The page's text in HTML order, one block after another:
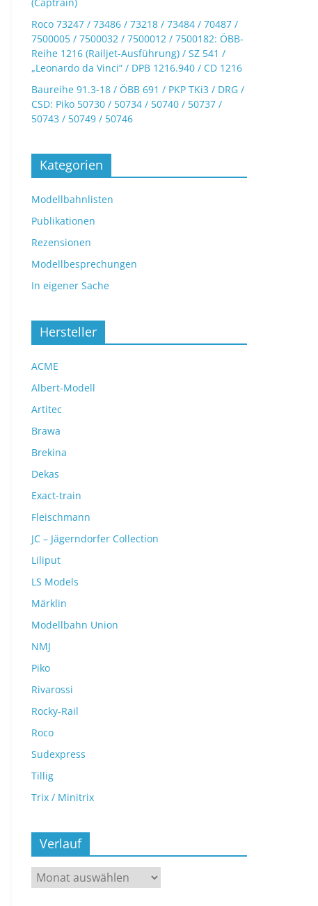
Roco 73247 / 73486 / 73218 / 73484 / 70487 /
7500005 / 7500032 / 7500012 / 7500182: ÖBB-
Reihe 1216 (Railjet-Ausführung) / SZ 541 /
„Leonardo da Vinci“ / DPB 1216.940 / CD 1216
Baureihe 91.3-18 / ÖBB 691 / PKP TKi3 / DRG /
CSD: Piko 50730 / 50734 / 50740 / 50737 /
50743 / 50749 / 50746
Kategorien
Modellbahnlisten
Publikationen
Rezensionen
Modellbesprechungen
In eigener Sache
Hersteller
ACME
Albert-Modell
Artitec
Brawa
Brekina
Dekas
Exact-train
Fleischmann
JC – Jägerndorfer Collection
Liliput
LS Models
Märklin
Modellbahn Union
NMJ
Piko
Rivarossi
Rocky-Rail
Roco
Sudexpress
Tillig
Trix / Minitrix
Verlauf